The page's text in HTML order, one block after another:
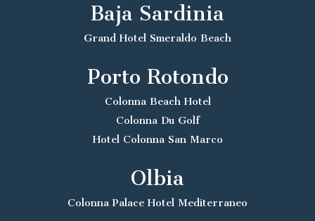
Baja Sardinia
Grand Hotel Smeraldo Beach
Porto Rotondo
Colonna Beach Hotel
Colonna Du Golf
Hotel Colonna San Marco
Olbia
Colonna Palace Hotel Mediterraneo